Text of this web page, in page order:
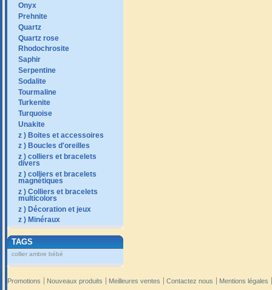
Onyx
Prehnite
Quartz
Quartz rose
Rhodochrosite
Saphir
Serpentine
Sodalite
Tourmaline
Turkenite
Turquoise
Unakite
z ) Boites et accessoires
z ) Boucles d'oreilles
z ) colliers et bracelets
divers
z ) colliers et bracelets
magnétiques
z ) Colliers et bracelets
multicolors
z ) Décoration et jeux
z ) Minéraux
TAGS
collier ambre bébé
Promotions Nouveaux produits Meilleures ventes Contactez nous Mentions légales